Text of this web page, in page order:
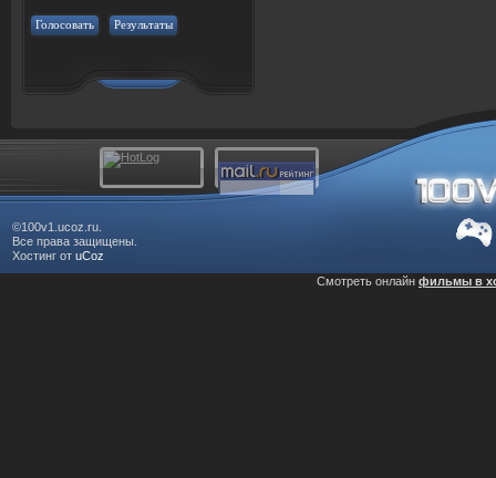
Голосовать Результаты
©100v1.ucoz.ru.
Все права защищены.
Хостинг от uCoz
Смотреть онлайн фильмы в